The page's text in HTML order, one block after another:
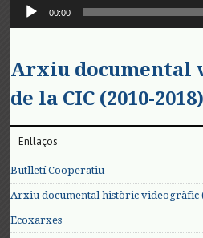
00:00
Arxiu documental
de la CIC (2010-2018)
Enllaços
Butlletí Cooperatiu
Arxiu documental històric videogràfic
Ecoxarxes